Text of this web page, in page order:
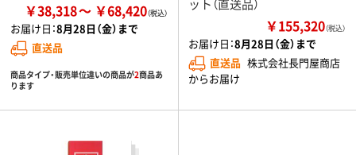
￥38,318 ￥68,420
お届け日：8月28日（金）まで
直送品
商品タイプ・販売単位違いの商品が2商品あ
ります
ット（直送品）
￥155,320（税込）
お届け日：8月28日（金）まで
直送品 株式会社長門屋商店
からお届け